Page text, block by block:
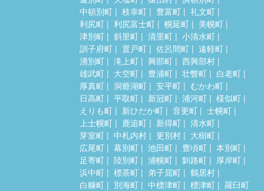
中頓別町
枝幸町 豊富町
礼文町
利尻町
利尻富士町 幌延町
美幌町
津別町
斜里町 清里町
小清水町
訓子府町
置戸町 佐呂間町
遠軽町
湧別町
滝上町 興部町
西興部村
雄武町
大空町 豊浦町 壮瞥町
白老町
厚真町
洞爺湖町 安平町
むかわ町
日高町
平取町 新冠町 浦河町
様似町
えりも町
新ひだか町 音更町
士幌町
上士幌町
鹿追町 新得町
清水町
芽室町
中札内村 更別村
大樹町
広尾町
幕別町 池田町 豊頃町
本別町
足寄町
陸別町 浦幌町 釧路町
厚岸町
浜中町
標茶町 弟子屈町
鶴居村
白糠町
別海町 中標津町 標津町 羅臼町